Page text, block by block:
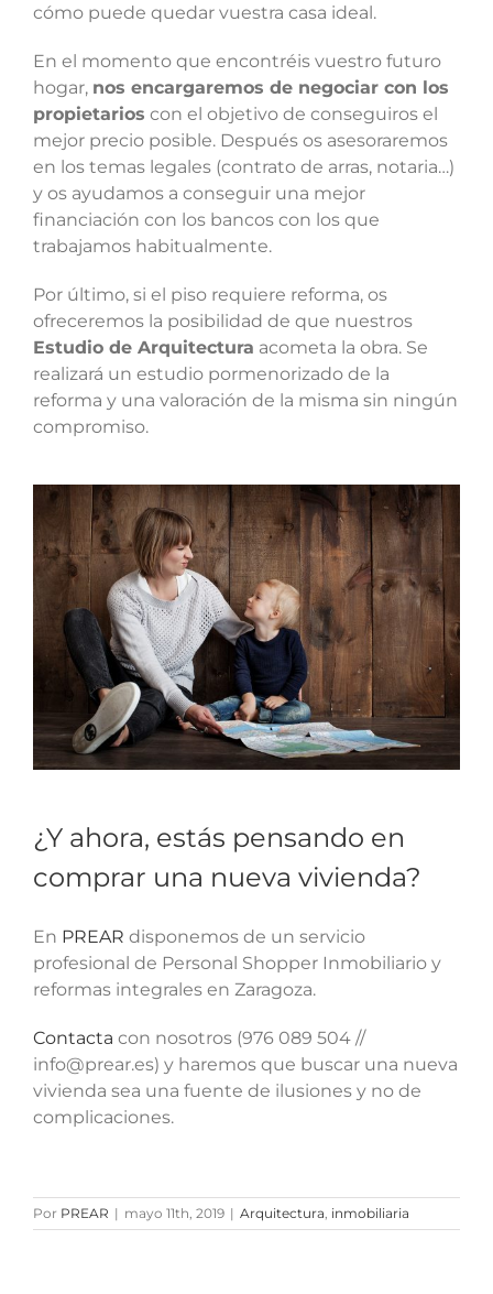
cómo puede quedar vuestra casa ideal.
En el momento que encontréis vuestro futuro
hogar, nos encargaremos de negociar con los
propietarios con el objetivo de conseguiros el
mejor precio posible. Después os asesoraremos
en los temas legales (contrato de arras, notaria…)
y os ayudamos a conseguir una mejor
financiación con los bancos con los que
trabajamos habitualmente.
Por último, si el piso requiere reforma, os
ofreceremos la posibilidad de que nuestros
Estudio de Arquitectura acometa la obra. Se
realizará un estudio pormenorizado de la
reforma y una valoración de la misma sin ningún
compromiso.
¿Y ahora, estás pensando en
comprar una nueva vivienda?
En PREAR disponemos de un servicio
profesional de Personal Shopper Inmobiliario y
reformas integrales en Zaragoza.
Contacta con nosotros (976 089 504 //
info@prear.es) y haremos que buscar una nueva
vivienda sea una fuente de ilusiones y no de
complicaciones.
Por PREAR | mayo 11th, 2019 | Arquitectura inmobiliaria